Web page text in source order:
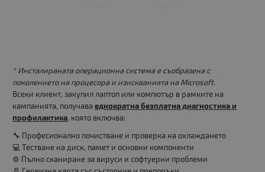
* Инсталираната операционна система е съобразена с
поколението на процесора и изискванията на Microsoft.
Всеки клиент, закупил лаптоп или компютър в рамките на
кампанията, получава еднократна безплатна диагностика и
профилактика, която включва:
🔧 Професионално почистване и проверка на охлаждането
💻 Тестване на диск, памет и основни компоненти
⚙️ Пълно сканиране за вируси и софтуерни проблеми